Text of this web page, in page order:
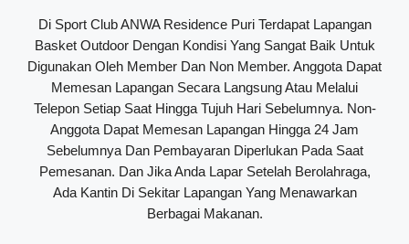
Di Sport Club ANWA Residence Puri Terdapat Lapangan
Basket Outdoor Dengan Kondisi Yang Sangat Baik Untuk
Digunakan Oleh Member Dan Non Member. Anggota Dapat
Memesan Lapangan Secara Langsung Atau Melalui
Telepon Setiap Saat Hingga Tujuh Hari Sebelumnya. Non-
Anggota Dapat Memesan Lapangan Hingga 24 Jam
Sebelumnya Dan Pembayaran Diperlukan Pada Saat
Pemesanan. Dan Jika Anda Lapar Setelah Berolahraga,
Ada Kantin Di Sekitar Lapangan Yang Menawarkan
Berbagai Makanan.